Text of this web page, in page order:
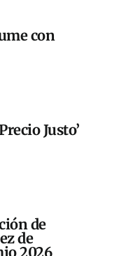
con
Justo’
de
de
2026